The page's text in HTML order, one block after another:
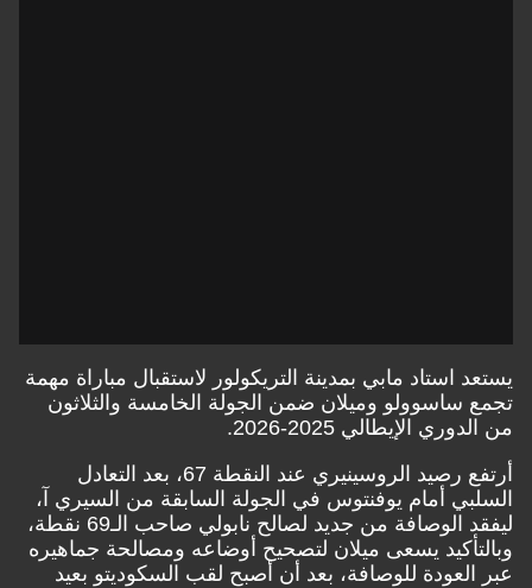
مابي بمدينة التريكولور لاستقبال مباراة مهمة
وميلان ضمن الجولة الخامسة والثلاثون
الإيطالي 2025-2026.
أرتفع رصيد الروسينيري عند النقطة 67، بعد التعادل
أمام يوفنتوس في الجولة السابقة من السيري آ،
ليفقد الوصافة من جديد لصالح نابولي صاحب الـ69 نقطة،
يسعى ميلان لتصحيح أوضاعه ومصالحة جماهيره
للوصافة، بعد أن أصبح لقب السكوديتو بعيد